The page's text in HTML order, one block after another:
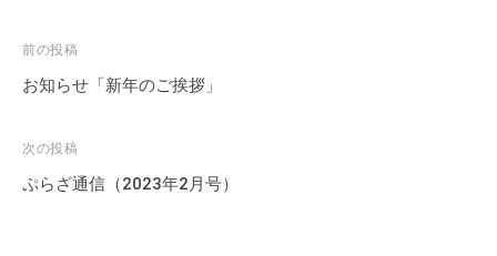
投
稿
ビ
ゲ
前の投稿
お知らせ「新年のご挨拶」
次の投稿
ぷらざ通信（2023年2月号）